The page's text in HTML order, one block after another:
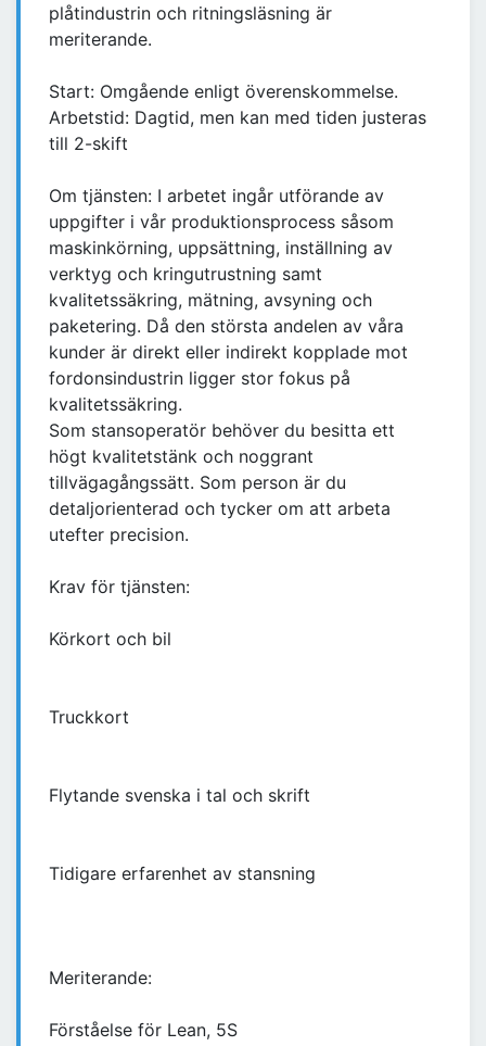
plåtindustrin och ritningsläsning är
meriterande.
Start: Omgående enligt överenskommelse.
Arbetstid: Dagtid, men kan med tiden justeras
till 2-skift
Om tjänsten: I arbetet ingår utförande av
uppgifter i vår produktionsprocess såsom
maskinkörning, uppsättning, inställning av
verktyg och kringutrustning samt
kvalitetssäkring, mätning, avsyning och
paketering. Då den största andelen av våra
kunder är direkt eller indirekt kopplade mot
fordonsindustrin ligger stor fokus på
kvalitetssäkring.
Som stansoperatör behöver du besitta ett
högt kvalitetstänk och noggrant
tillvägagångssätt. Som person är du
detaljorienterad och tycker om att arbeta
utefter precision.
Krav för tjänsten:
Körkort och bil
Truckkort
Flytande svenska i tal och skrift
Tidigare erfarenhet av stansning
Meriterande:
Förståelse för Lean, 5S